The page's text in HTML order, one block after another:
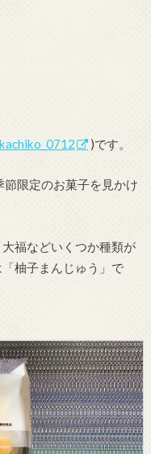
)です。
限定のお菓子を見かけ
福などいくつか種類が
柚子まんじゅう」で